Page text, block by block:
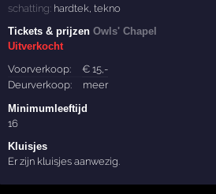
schatting: hardtek ,tekno
Tickets & prijzenOwls' Chapel
Uitverkocht
Voorverkoop:
€15,-
Deurverkoop:
meer
Minimumleeftijd
16
Kluisjes
Er zijn kluisjes aanwezig.